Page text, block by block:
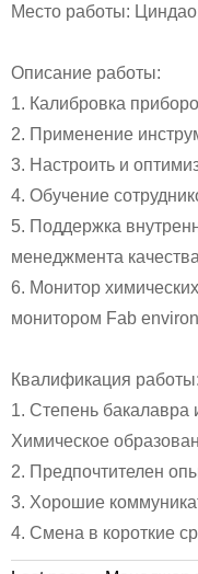
Место работы:
Описание работы:
1. Калибровка
2. Применение
3. Настроить и
4. Обучение
5. Поддержка
менеджмента
6. Монитор
монитором Fab
Квалификация работы:
1. Степень
Химическое
2. Предпочтителен
3. Хорошие
4. Смена в короткие